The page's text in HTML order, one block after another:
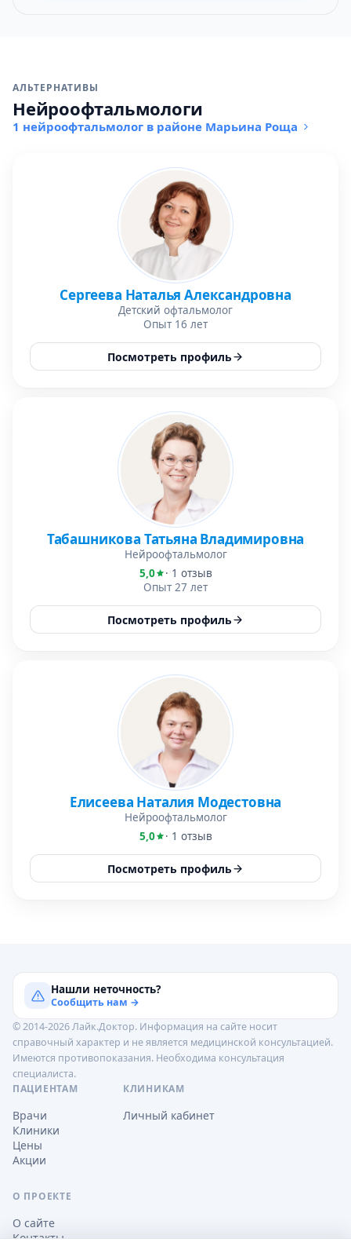
АЛЬТЕРНАТИВЫ
Нейроофтальмологи
1 нейроофтальмолог в районе Марьина Роща
Сергеева Наталья Александровна
Детский офтальмолог
Опыт 16 лет
Посмотреть профиль
Табашникова Татьяна Владимировна
Нейроофтальмолог
5,0
· 1 отзыв
Опыт 27 лет
Посмотреть профиль
Елисеева Наталия Модестовна
Нейроофтальмолог
5,0
· 1 отзыв
Посмотреть профиль
Нашли неточность?
Сообщить нам →
© 2014-2026 Лайк.Доктор. Информация на сайте носит
справочный характер и не является медицинской консультацией.
Имеются противопоказания. Необходима консультация
специалиста.
ПАЦИЕНТАМ
Врачи
Клиники
Цены
Акции
КЛИНИКАМ
Личный кабинет
О ПРОЕКТЕ
О сайте
Контакты